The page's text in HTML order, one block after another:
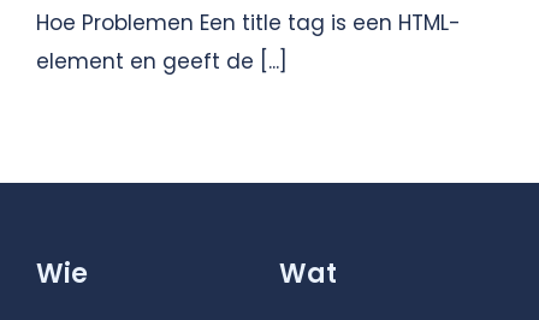
Hoe Problemen Een title tag is een HTML-
element en geeft de [...]
Wie Wat